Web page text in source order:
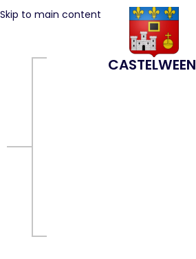
Skip to main content
CASTELWEEN